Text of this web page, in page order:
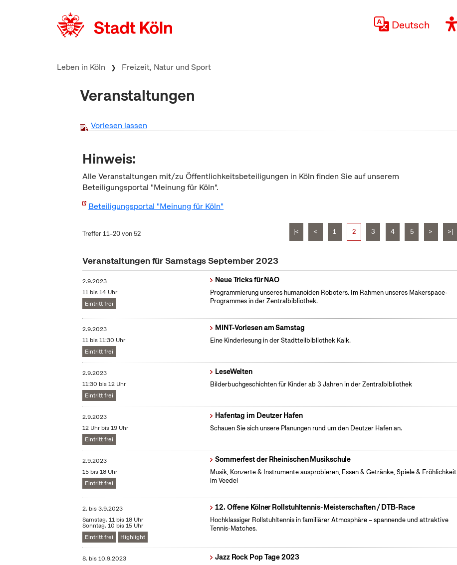
Deutsch
Leben in Köln Freizeit, Natur und Sport
Veranstaltungen
Vorlesen lassen
Hinweis:
Alle Veranstaltungen mit/zu Öffentlichkeitsbeteiligungen in Köln finden Sie auf unserem
Beteiligungsportal "Meinung für Köln".
Beteiligungsportal "Meinung für Köln"
Treffer 11–20 von 52 |< < 1 2 3 4 5 > >|
Veranstaltungen für Samstags September 2023
2.9.2023
11 bis 14 Uhr
Eintritt frei
Neue Tricks für NAO
Programmierung unseres humanoiden Roboters. Im Rahmen unseres Makerspace-
Programmes in der Zentralbibliothek.
2.9.2023
11 bis 11:30 Uhr
Eintritt frei
MINT-Vorlesen am Samstag
Eine Kinderlesung in der Stadtteilbibliothek Kalk.
2.9.2023
11:30 bis 12 Uhr
Eintritt frei
LeseWelten
Bilderbuchgeschichten für Kinder ab 3 Jahren in der Zentralbibliothek
2.9.2023
12 Uhr bis 19 Uhr
Eintritt frei
Hafentag im Deutzer Hafen
Schauen Sie sich unsere Planungen rund um den Deutzer Hafen an.
2.9.2023
15 bis 18 Uhr
Eintritt frei
Sommerfest der Rheinischen Musikschule
Musik, Konzerte & Instrumente ausprobieren, Essen & Getränke, Spiele & Fröhlichkeit
im Veedel
2. bis3.9.2023
Samstag, 11 bis 18 Uhr
Sonntag, 10 bis 15 Uhr
Eintritt frei
Highlight
12. Offene Kölner Rollstuhltennis-Meisterschaften / DTB-Race
Hochklassiger Rollstuhltennis in familiärer Atmosphäre – spannende und attraktive
Tennis-Matches.
8. bis10.9.2023
Jazz Rock Pop Tage 2023